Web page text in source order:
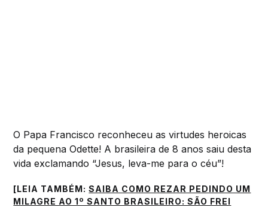
O Papa Francisco reconheceu as virtudes heroicas
da pequena Odette! A brasileira de 8 anos saiu desta
vida exclamando “Jesus, leva-me para o céu”!
[LEIA TAMBÉM:SAIBA COMO REZAR PEDINDO UM
MILAGRE AO 1º SANTO BRASILEIRO: SÃO FREI